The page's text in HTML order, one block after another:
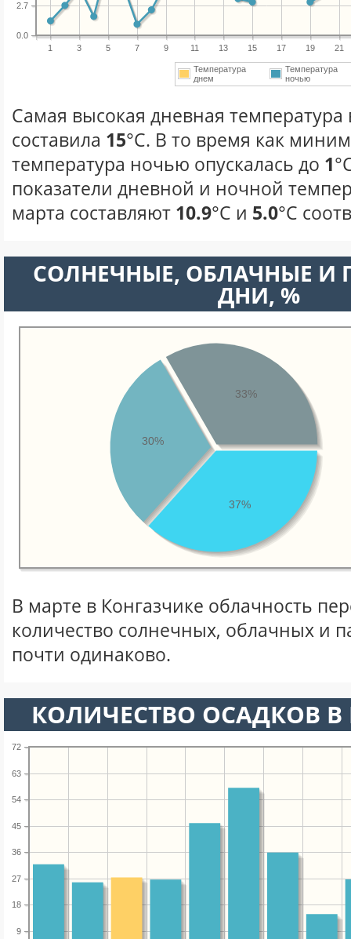
1 3 5 7 9 11 13 15 17 19 21
0.0
2.7
Температура
днем
Температура
ночью
Самая высокая дневная температура
составила 15°С. В то время как
температура ночью опускалась до 1
показатели дневной и ночной
марта составляют 10.9°С и 5.0°С
CОЛНЕЧНЫЕ, ОБЛАЧНЫЕ И
ДНИ, %
37%
30%
33%
В марте в Конгазчике облачность
количество солнечных, облачных и
почти одинаково.
КОЛИЧЕСТВО ОСАДКОВ
9
18
27
36
45
54
63
72